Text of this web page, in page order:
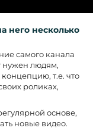
него несколько
самого канала
нужен людям,
т.е. что
роликах,
основе,
новые видео.